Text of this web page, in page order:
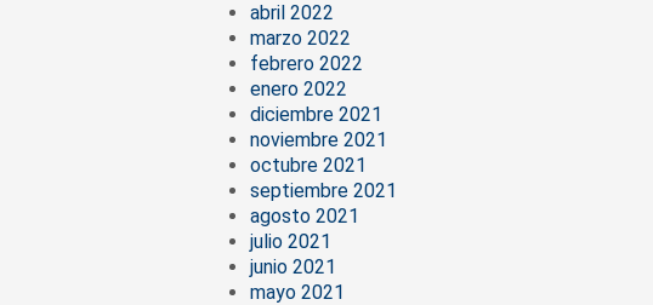
abril 2022
marzo 2022
febrero 2022
enero 2022
diciembre 2021
noviembre 2021
octubre 2021
septiembre 2021
agosto 2021
julio 2021
junio 2021
mayo 2021